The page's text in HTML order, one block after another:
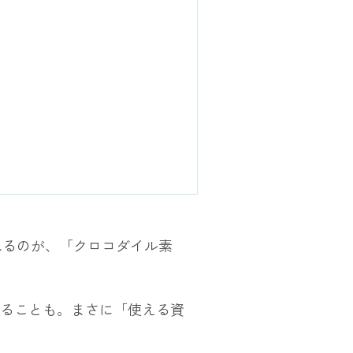
のが、「クロコダイル素
ことも。まさに「使える資